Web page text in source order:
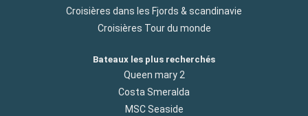
Croisières dans les Fjords & scandinavie
Croisières Tour du monde
Bateaux les plus recherchés
Queen mary 2
Costa Smeralda
MSC Seaside